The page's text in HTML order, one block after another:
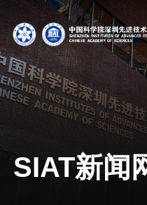
常用系统 人才招聘
SIAT新闻